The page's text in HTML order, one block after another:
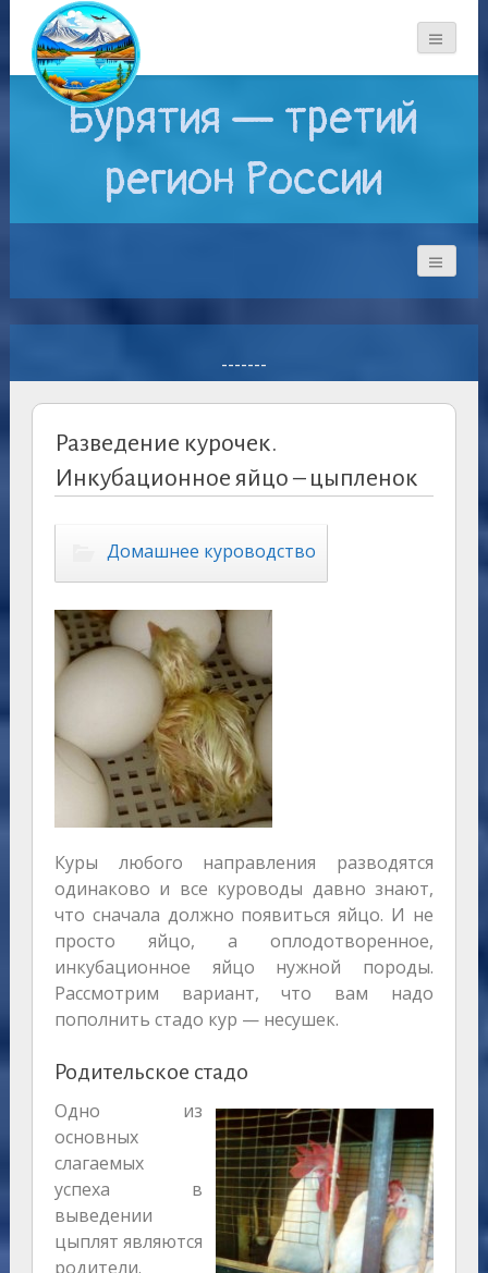
Бурятия — третий
регион России
-------
Разведение курочек.
Инкубационное яйцо – цыпленок
Домашнее куроводство
Куры любого направления разводятся
одинаково и все куроводы давно знают,
что сначала должно появиться яйцо. И не
просто яйцо, а оплодотворенное,
инкубационное яйцо нужной породы.
Рассмотрим вариант, что вам надо
пополнить стадо кур — несушек.
Родительское стадо
Одно из
основных
слагаемых
успеха в
выведении
цыплят являются
родители.